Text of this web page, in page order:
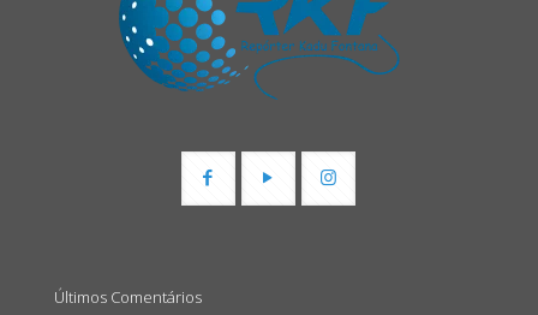
Últimos Comentários